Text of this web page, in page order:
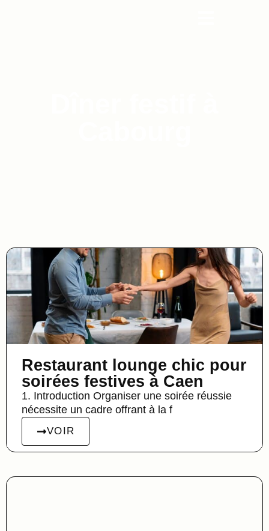
Restaurant lounge chic pour
soirées festives à Caen
1. Introduction Organiser une soirée réussie
nécessite un cadre offrant à la f
VOIR